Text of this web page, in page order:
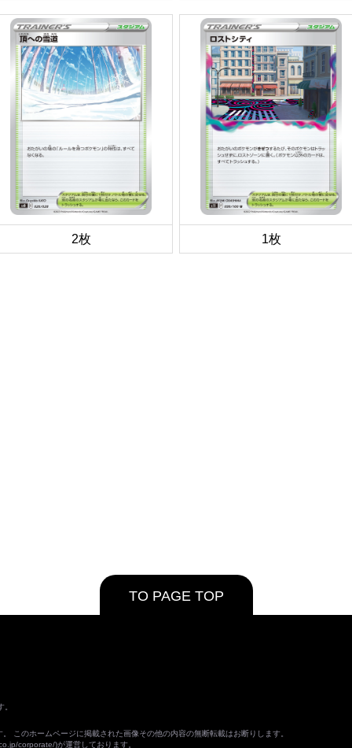
2枚 1枚
TO PAGE TOP
このホームページに掲載された画像その他の内容の無断転載はお断りします。
corporate/)が運営しております。